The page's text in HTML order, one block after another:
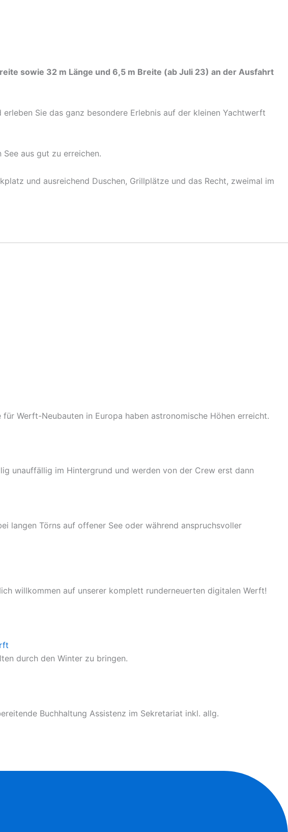
sowie 32 m Länge und 6,5 m Breite (ab Juli 23) an der Ausfahrt
Sie das ganz besondere Erlebnis auf der kleinen Yachtwerft
aus gut zu erreichen.
und ausreichend Duschen, Grillplätze und das Recht, zweimal im
Werft-Neubauten in Europa haben astronomische Höhen erreicht.
unauffällig im Hintergrund und werden von der Crew erst dann
langen Törns auf offener See oder während anspruchsvoller
willkommen auf unserer komplett runderneuerten digitalen Werft!
durch den Winter zu bringen.
Buchhaltung Assistenz im Sekretariat inkl. allg.